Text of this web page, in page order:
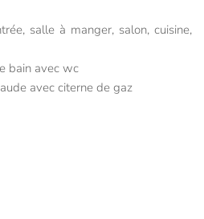
salle à manger, salon, cuisine,
bain avec wc
avec citerne de gaz